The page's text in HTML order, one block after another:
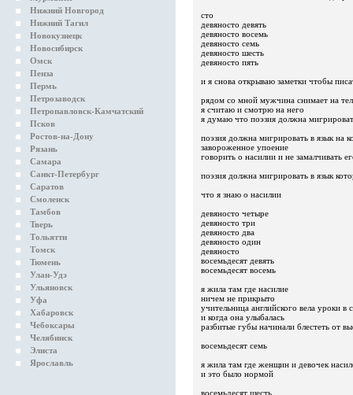
Нижний Новгород
Нижний Тагил
Новокузнецк
Новосибирск
Омск
Пенза
Пермь
Петрозаводск
Петропавловск-Камчатский
Псков
Ростов-на-Дону
Рязань
Самара
Санкт-Петербург
Саратов
Смоленск
Тамбов
Тверь
Тольятти
Томск
Тюмень
Улан-Удэ
Ульяновск
Уфа
Хабаровск
Чебоксары
Челябинск
Элиста
Ярославль
сто
девяносто девять
девяносто восемь
девяносто семь
девяносто шесть
девяносто пять
и я снова открываю заметки чтобы
рядом со мной мужчина снимает на
я считаю и смотрю на него
я думаю что поэзия должна
поэзия должна мигрировать в язык на
завороженное упоение
говорить о насилии и не замалчивать
поэзия должна мигрировать в язык
что я знаю о насилии
девяносто четыре
девяносто три
девяносто два
девяносто один
девяносто
восемьдесят девять
восемьдесят восемь
я жила там где насилие
ничем не прикрыто
учительница английского вела уроки в
и когда она улыбалась
разбитые губы начинали блестеть от
восемьдесят семь
я жила там где женщин и девочек
и это было нормой
восемьдесят шесть